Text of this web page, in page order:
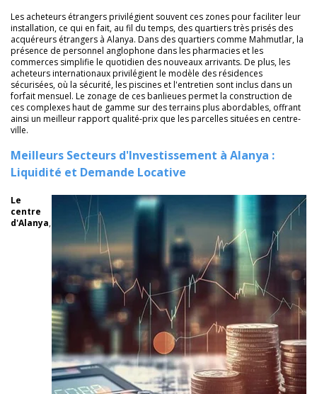
Les acheteurs étrangers privilégient souvent ces zones pour faciliter leur
installation, ce qui en fait, au fil du temps, des quartiers très prisés des
acquéreurs étrangers à Alanya. Dans des quartiers comme Mahmutlar, la
présence de personnel anglophone dans les pharmacies et les
commerces simplifie le quotidien des nouveaux arrivants. De plus, les
acheteurs internationaux privilégient le modèle des résidences
sécurisées, où la sécurité, les piscines et l'entretien sont inclus dans un
forfait mensuel. Le zonage de ces banlieues permet la construction de
ces complexes haut de gamme sur des terrains plus abordables, offrant
ainsi un meilleur rapport qualité-prix que les parcelles situées en centre-
ville.
Meilleurs Secteurs d'Investissement à Alanya :
Liquidité et Demande Locative
Le
centre
d'Alanya,